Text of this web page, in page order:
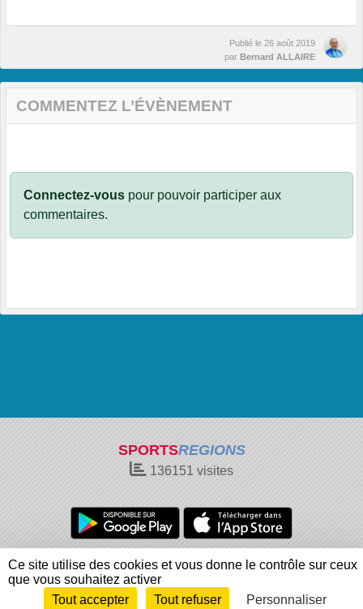
Publié le 26 août 2019
par Bernard ALLAIRE
COMMENTEZ L’ÉVÈNEMENT
Connectez-vous pour pouvoir participer aux
commentaires.
SPORTSREGIONS
136151 visites
Charte cookies
Gestion des cookies
Informations légales
Signaler un contenu inapproprié
Envie de participer ?
Connexion
Ce site utilise des cookies et vous donne le contrôle sur ceux
que vous souhaitez activer
Tout accepter
Tout refuser Personnaliser